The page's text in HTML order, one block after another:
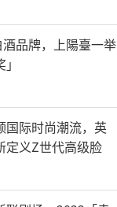
品牌，上陽臺一举
际时尚潮流，英
义Z世代高级脸